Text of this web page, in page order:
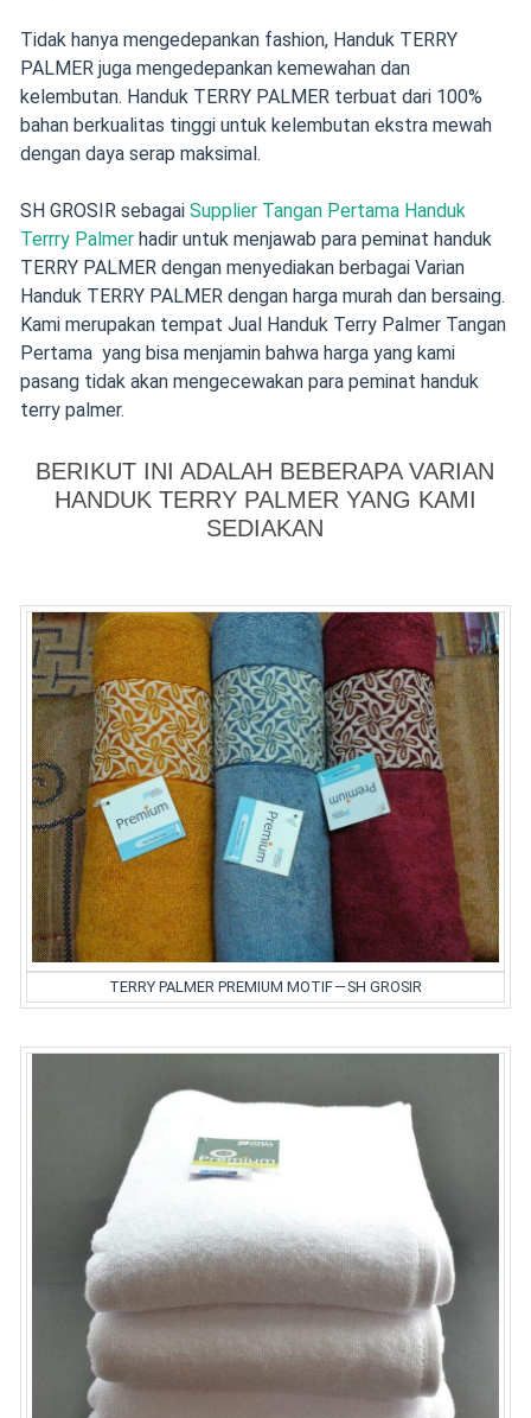
Tidak hanya mengedepankan fashion, Handuk TERRY
PALMER juga mengedepankan kemewahan dan
kelembutan. Handuk TERRY PALMER terbuat dari 100%
bahan berkualitas tinggi untuk kelembutan ekstra mewah
dengan daya serap maksimal.
SH GROSIR sebagai Supplier Tangan Pertama Handuk
Terrry Palmerhadir untuk menjawab para peminat handuk
TERRY PALMER dengan menyediakan berbagai Varian
Handuk TERRY PALMER dengan harga murah dan bersaing.
Kami merupakan tempat Jual Handuk Terry Palmer Tangan
Pertama yang bisa menjamin bahwa harga yang kami
pasang tidak akan mengecewakan para peminat handuk
terry palmer.
BERIKUT INI ADALAH BEBERAPA VARIAN
HANDUK TERRY PALMER YANG KAMI
SEDIAKAN
TERRY PALMER PREMIUM MOTIF — SH GROSIR